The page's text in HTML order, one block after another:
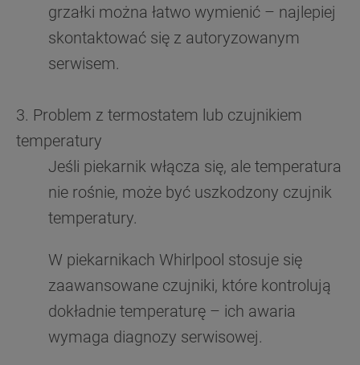
grzałki można łatwo wymienić – najlepiej
skontaktować się z autoryzowanym
serwisem.
3. Problem z termostatem lub czujnikiem
temperatury
Jeśli piekarnik włącza się, ale temperatura
nie rośnie, może być uszkodzony czujnik
temperatury.
W piekarnikach Whirlpool stosuje się
zaawansowane czujniki, które kontrolują
dokładnie temperaturę – ich awaria
wymaga diagnozy serwisowej.
celach.
Klikając„USTAWIENIA PLIKÓW COOKIES" ,
mogą Państwo samodzielnie zarządzać swoimi
Kliknięcie przycisku„TYLKO NIEZBĘDNE"
spowoduje zachowanie ustawień domyślnych,
co oznacza, że używane będą wyłącznie
strony.